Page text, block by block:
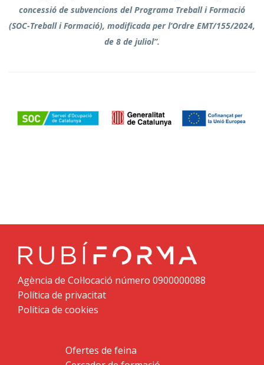
concessió de subvencions del Programa Treball i Formació
(SOC-Treball i Formació), modificada per l’Ordre EMT/155/2024,
de 8 de juliol”.
Agència de Col·locació número 0900000088
Política de privacitat
Política de cookies
Ofertes de feina